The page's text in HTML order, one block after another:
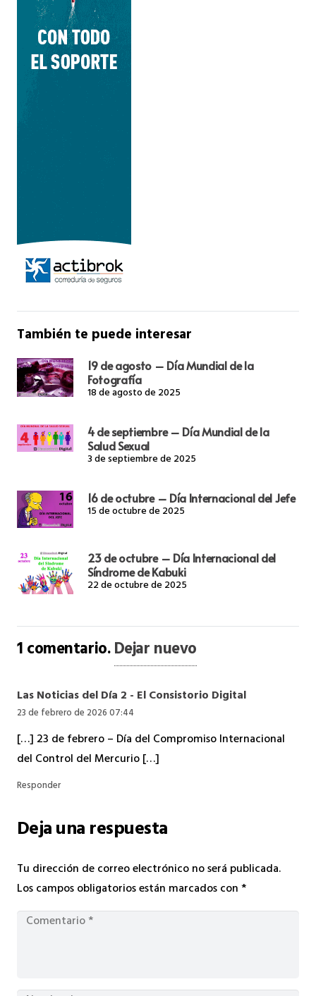
También te puede interesar
19 de agosto – Día Mundial de la
Fotografía
18 de agosto de 2025
4 de septiembre – Día Mundial de la
Salud Sexual
3 de septiembre de 2025
16 de octubre – Día Internacional del Jefe
15 de octubre de 2025
23 de octubre – Día Internacional del
Síndrome de Kabuki
22 de octubre de 2025
1comentario.Dejar nuevo
Las Noticias del Día 2 - El Consistorio Digital
23 de febrero de 2026 07:44
[…] 23 de febrero – Día del Compromiso Internacional
del Control del Mercurio […]
Responder
Deja una respuesta
Tu dirección de correo electrónico no será publicada.
Los campos obligatorios están marcados con*